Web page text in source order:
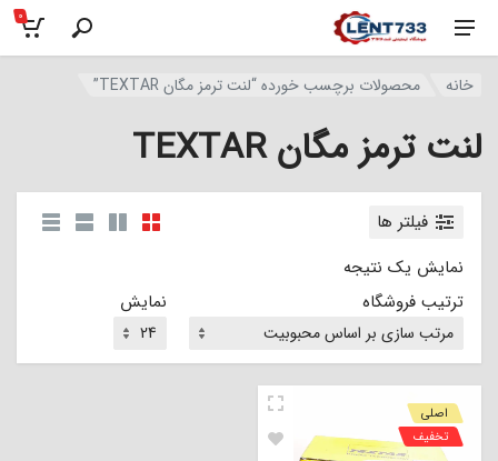
0
خانه محصولات برچسب خورده “لنت ترمز مگان TEXTAR”
لنت ترمز مگان TEXTAR
فیلتر ها
نمایش یک نتیجه
ترتیب فروشگاه
نمایش
اصلی
تخفیف